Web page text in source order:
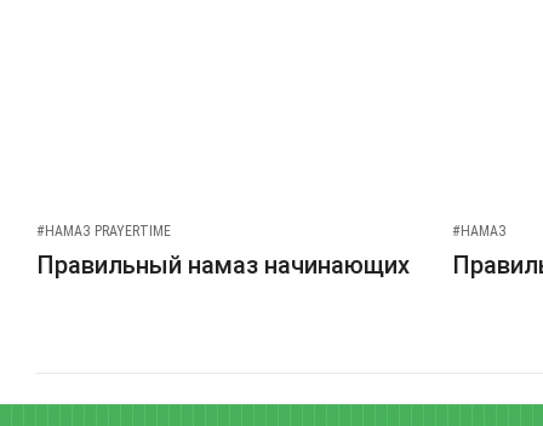
#НАМАЗ PRAYERTIME
Правильный намаз начинающих
#НАМАЗ